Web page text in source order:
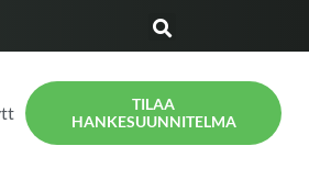
TILAA
HANKESUUNNITELMA